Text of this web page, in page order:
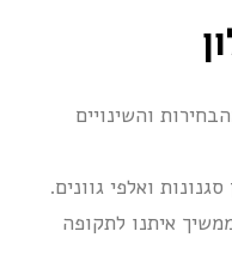
והשינויים
ואלפי גוונים.
איתנו לתקופה